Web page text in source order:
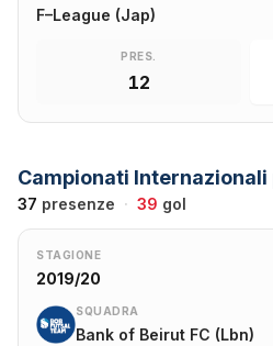
F–League (Jap)
PRES.
12
Campionati Internazionali
37 presenze · 39 gol
STAGIONE
2019/20
SQUADRA
Bank of Beirut FC (Lbn)